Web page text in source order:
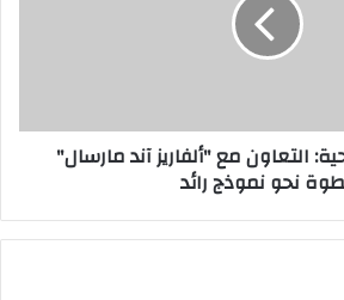
التعاون مع "ألفاريز آند مارسال"
نحو نموذج رائد